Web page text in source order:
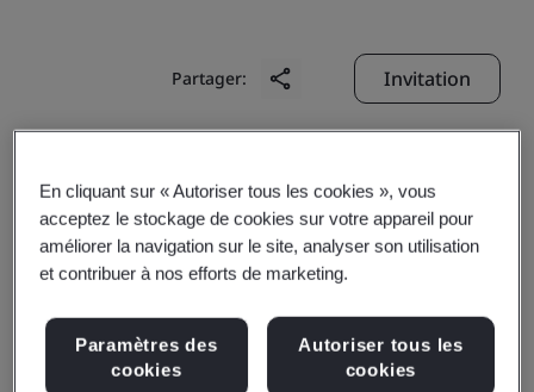
Partager: Invitation
Suzhou Youlong
Rubber&Plastic Precision
En cliquant sur « Autoriser tous les cookies », vous
acceptez le stockage de cookies sur votre appareil pour
améliorer la navigation sur le site, analyser son utilisation
et contribuer à nos efforts de marketing.
Paramètres des
cookies
Autoriser tous les
cookies